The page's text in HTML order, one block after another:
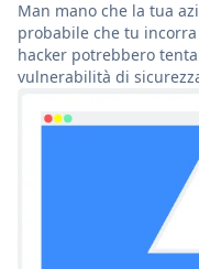
Man mano che la tua
probabile che tu
hacker potrebbero
vulnerabilità di